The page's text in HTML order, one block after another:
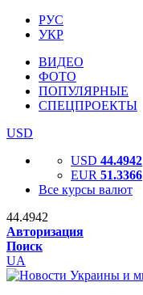
РУС
УКР
ВИДЕО
ФОТО
ПОПУЛЯРНЫЕ
СПЕЦПРОЕКТЫ
USD
USD 44.4942
EUR 51.3366
Все курсы валют
44.4942
Авторизация
Поиск
UA